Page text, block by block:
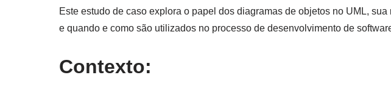
Este estudo de caso explora o papel dos diagramas de objetos no UML,
e quando e como são utilizados no processo de desenvolvimento de
Contexto: